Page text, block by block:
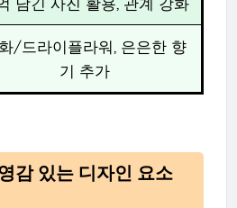
/드라이플라워, 은은한 향
기 추가
감 있는 디자인 요소